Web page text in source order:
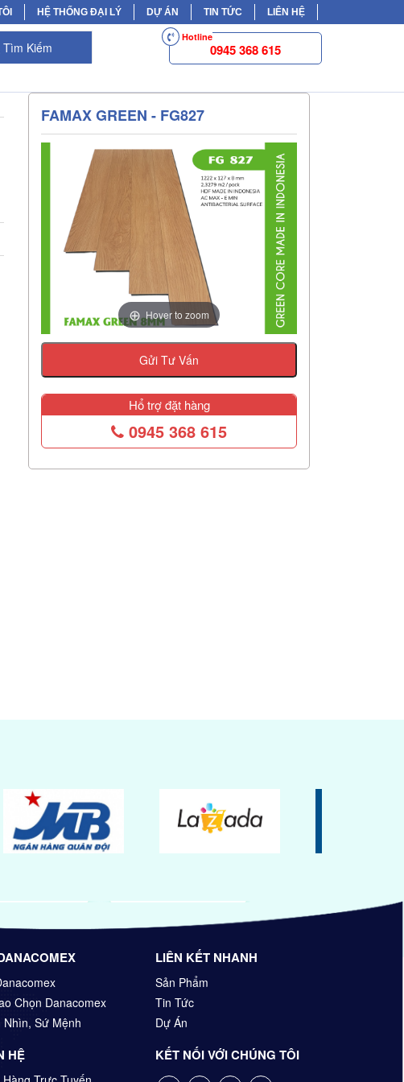
HỆ THỐNG ĐẠI LÝ DỰ ÁN TIN TỨC LIÊN HỆ
Tìm Kiếm 0945 368 615
Hotline
FAMAX GREEN - FG827
Hover to zoom
Gửi Tư Vấn
Hổ trợ đặt hàng
0945 368 615
Chọn Danacomex
Nhìn, Sứ Mệnh
HỆ
LIÊN KẾT NHANH
Sản Phẩm
Tin Tức
Dự Án
KẾT NỐI VỚI CHÚNG TÔI